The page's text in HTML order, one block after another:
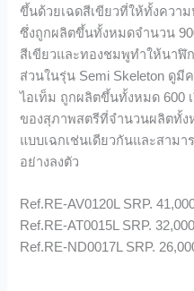
ขึ้นด้วยเฉดสีเขียวที่ให้ทั้งควา
ซึ่งถูกผลิตขึ้นทั้งหมดจำนวน
สีเขียวและทองชมพูทำให้นาฬิ
ส่วนในรุ่น Semi Skeleton ดู
ไอเท็ม ถูกผลิตขึ้นทั้งหมด 600
ของสุภาพสตรีที่จำนวนผลิตทั้ง
แบบเฉกเช่นเดียวกันและสาม
อย่างลงตัว
Ref.RE-AV0120L SRP.
Ref.RE-AT0015L SRP.
Ref.RE-ND0017L SRP.